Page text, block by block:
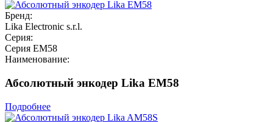
Бренд:
Lika Electronic s.r.l.
Серия:
Серия EM58
Наименование:
Абсолютный энкодер Lika EM58
Подробнее